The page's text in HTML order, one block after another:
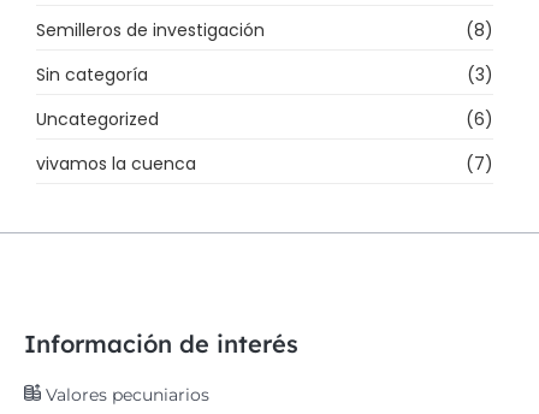
Semilleros de investigación
(8)
Sin categoría
(3)
Uncategorized
(6)
vivamos la cuenca
(7)
Información de interés
Valores pecuniarios